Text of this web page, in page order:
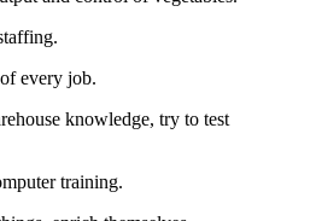
every job.
knowledge, try to test
training.